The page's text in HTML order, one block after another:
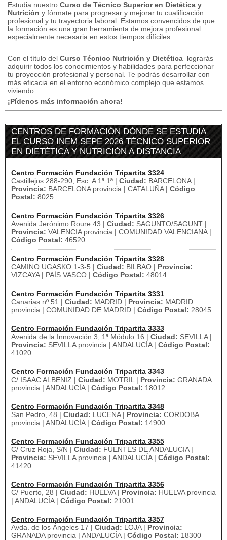
Estudia nuestro Curso de Técnico Superior en Dietética y
Nutrición y fórmate para progresar y mejorar tu cualificación
profesional y tu trayectoria laboral. Estamos convencidos de que
la formación es una gran herramienta de mejora profesional
especialmente necesaria en estos tiempos difíciles.
Con el título del Curso Técnico Nutrición y Dietética lograrás
adquirir todos los conocimientos y habilidades para perfeccionar
tu proyección profesional y personal. Te podrás desarrollar con
más eficacia en el entorno económico complejo que estamos
viviendo.
¡Pídenos más información ahora!
CENTROS DE FORMACIÓN DÓNDE SE ESTUDIA
EL CURSO INEM SEPE 2026 TÉCNICO SUPERIOR
EN DIETÉTICA Y NUTRICIÓN A DISTANCIA
Centro Formación Fundación Tripartita 3324
Castillejos 288-290, Esc. A 1ª 1ª | Ciudad: BARCELONA |
Provincia: BARCELONA provincia | CATALUÑA | Código
Postal: 8025
Centro Formación Fundación Tripartita 3326
Avenida Jerónimo Roure 43 | Ciudad: SAGUNTO/SAGUNT |
Provincia: VALENCIA provincia | COMUNIDAD VALENCIANA |
Código Postal: 46520
Centro Formación Fundación Tripartita 3328
CAMINO UGASKO 1-3-5 | Ciudad: BILBAO | Provincia:
VIZCAYA | PAÍS VASCO | Código Postal: 48014
Centro Formación Fundación Tripartita 3331
Canarias nº 51 | Ciudad: MADRID | Provincia: MADRID
provincia | COMUNIDAD DE MADRID | Código Postal: 28045
Centro Formación Fundación Tripartita 3333
Avenida de la Innovación 3, 1ª Módulo 16 | Ciudad: SEVILLA |
Provincia: SEVILLA provincia | ANDALUCÍA | Código Postal:
41020
Centro Formación Fundación Tripartita 3343
C/ ISAAC ALBENIZ | Ciudad: MOTRIL | Provincia: GRANADA
provincia | ANDALUCÍA | Código Postal: 18012
Centro Formación Fundación Tripartita 3348
San Pedro, 48 | Ciudad: LUCENA | Provincia: CORDOBA
provincia | ANDALUCÍA | Código Postal: 14900
Centro Formación Fundación Tripartita 3355
C/ Cruz Roja, S/N | Ciudad: FUENTES DE ANDALUCIA |
Provincia: SEVILLA provincia | ANDALUCÍA | Código Postal:
41420
Centro Formación Fundación Tripartita 3356
C/ Puerto, 28 | Ciudad: HUELVA | Provincia: HUELVA provincia
| ANDALUCÍA | Código Postal: 21001
Centro Formación Fundación Tripartita 3357
Avda. de los Ángeles 17 | Ciudad: LOJA | Provincia:
GRANADA provincia | ANDALUCÍA | Código Postal: 18300